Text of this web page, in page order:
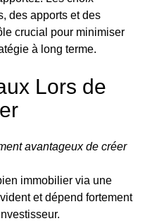
des apports et des
crucial pour minimiser
à long terme.
Lors de
avantageux de créer
immobilier via une
et dépend fortement